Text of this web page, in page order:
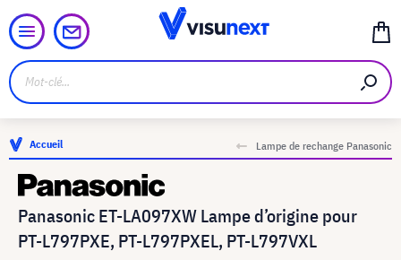
Accueil Lampe de rechange Panasonic
Panasonic ET-LA097XW Lampe d’origine pour
PT-L797PXE, PT-L797PXEL, PT-L797VXL